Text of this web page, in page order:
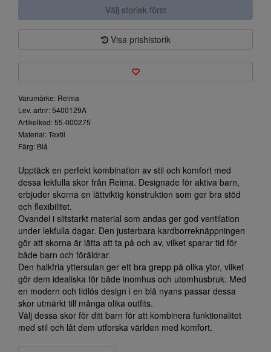
Välj storlek först
Visa prishistorik
Varumärke: Reima
Lev. artnr: 5400129A
Artikelkod: 55-000275
Material: Textil
Färg: Blå
Upptäck en perfekt kombination av stil och komfort med
dessa lekfulla skor från Reima. Designade för aktiva barn,
erbjuder skorna en lättviktig konstruktion som ger bra stöd
och flexibilitet.
Ovandel i slitstarkt material som andas ger god ventilation
under lekfulla dagar. Den justerbara kardborreknäppningen
gör att skorna är lätta att ta på och av, vilket sparar tid för
både barn och föräldrar.
Den halkfria yttersulan ger ett bra grepp på olika ytor, vilket
gör dem idealiska för både inomhus och utomhusbruk. Med
en modern och tidlös design i en blå nyans passar dessa
skor utmärkt till många olika outfits.
Välj dessa skor för ditt barn för att kombinera funktionalitet
med stil och låt dem utforska världen med komfort.